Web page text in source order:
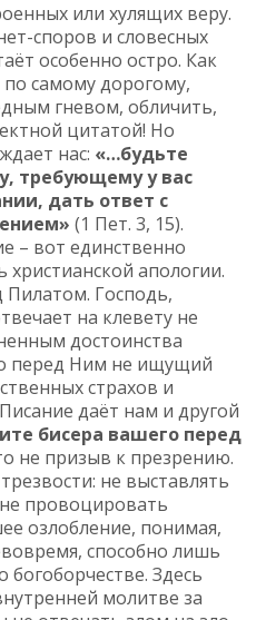
или хулящих веру.
споров и словесных
особенно остро. Как
самому дорогому,
гневом, обличить,
цитатой! Но
нас: «…будьте
требующему у вас
дать ответ с
(1 Пет. 3, 15).
– вот единственно
апологии.
Господь,
на клевету не
достоинства
перед Ним не ищущий
страхов и
даёт нам и другой
бисера вашего перед
не призыв к презрению.
не выставлять
провоцировать
озлобление, понимая,
способно лишь
богоборчестве. Здесь
молитве за